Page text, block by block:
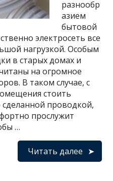
разнообр
азием
бытовой
электросеть все
нагрузкой. Особым
в старых домах и
на огромное
В таком случае, с
стоить
сделанной проводкой,
прослужит
…
Читать далее